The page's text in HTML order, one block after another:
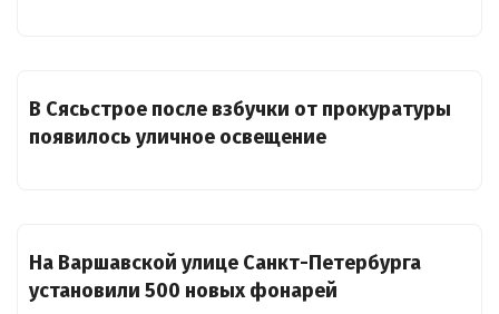
В Сясьстрое после взбучки от прокуратуры
появилось уличное освещение
На Варшавской улице Санкт-Петербурга
установили 500 новых фонарей